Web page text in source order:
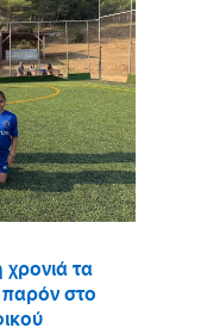
χρονιά τα
παρόν στο